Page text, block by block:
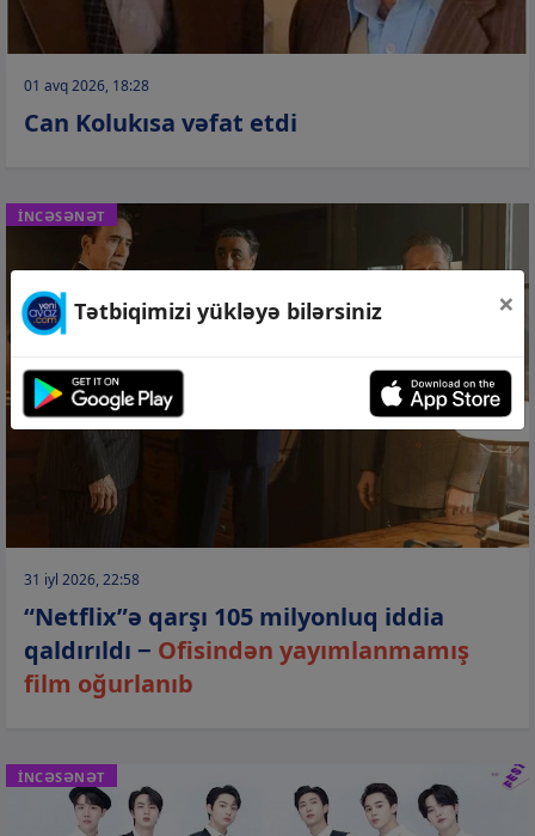
01 avq 2026, 18:28
Can Kolukısa vəfat etdi
İNCƏSƏNƏT
31 iyl 2026, 22:58
“Netflix”ə qarşı 105 milyonluq iddia
qaldırıldı − Ofisindən yayımlanmamış
film oğurlanıb
İNCƏSƏNƏT
Tətbiqimizi yükləyə bilərsiniz ×